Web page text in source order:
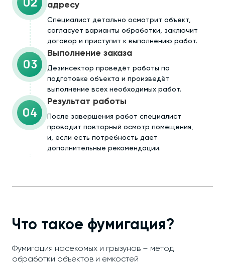
адресу
Cпециалист детально осмотрит объект,
согласует варианты обработки, заключит
договор и приступит к выполнению работ.
03
Выполнение заказа
Дезинсектор проведёт работы по
подготовке объекта и произведёт
выполнение всех необходимых работ.
04
Результат работы
После завершения работ специалист
проводит повторный осмотр помещения,
и, если есть потребность дает
дополнительные рекомендации.
Что такое фумигация?
Фумигация насекомых и грызунов – метод
обработки объектов и емкостей